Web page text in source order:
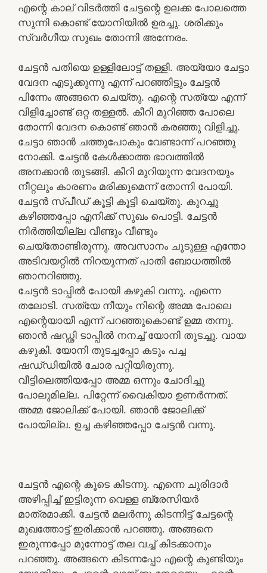
എന്റെ കാല് വിടർത്തി ചേട്ടന്റെ ഉലക്ക പോലത്തെ
സുന്നി കൊണ്ട് യോനിയിൽ ഉരച്ചു. ശരിക്കും
സ്വർഗീയ സുഖം തോന്നി അന്നേരം.
ചേട്ടൻ പതിയെ ഉള്ളിലോട്ട് തള്ളി. അയ്യോ ചേട്ടാ
വേദന എടുക്കുന്നു എന്ന് പറഞ്ഞിട്ടും ചേട്ടൻ
പിന്നേം അങ്ങനെ ചെയ്തു. എന്റെ സത്യേ എന്ന്
വിളിച്ചോണ്ട് ഒറ്റ തള്ളൽ. കീറി മുറിഞ്ഞ പോലെ
തോന്നി വേദന കൊണ്ട് ഞാൻ കരഞ്ഞു വിളിച്ചു.
ചേട്ടാ ഞാൻ ചത്തുപോകും വേണ്ടാന്ന് പറഞ്ഞു
നോക്കി. ചേട്ടൻ കേൾക്കാത്ത ഭാവത്തിൽ
അനക്കാൻ തുടങ്ങി. കീറി മുറിയുന്ന വേദനയും
നീറ്റലും കാരണം മരിക്കുമെന്ന് തോന്നി പോയി.
ചേട്ടൻ സ്പീഡ് കൂട്ടി കൂട്ടി ചെയ്തു. കുറച്ചു
കഴിഞ്ഞപ്പോ എനിക്ക് സുഖം പൊട്ടി. ചേട്ടൻ
നിർത്തിയില്ല വീണ്ടും വീണ്ടും
ചെയ്തോണ്ടിരുന്നു. അവസാനം ചൂടുള്ള എന്തോ
അടിവയറ്റിൽ നിറയുന്നത് പാതി ബോധത്തിൽ
ഞാനറിഞ്ഞു.
ചേട്ടൻ ടാപ്പിൽ പോയി കഴുകി വന്നു. എന്നെ
തലോടി. സത്യേ നീയും നിന്റെ അമ്മ പോലെ
എന്റെയായീ എന്ന് പറഞ്ഞുകൊണ്ട് ഉമ്മ തന്നു.
ഞാൻ ഷഡ്ഢി ടാപ്പിൽ നനച്ച് യോനി തുടച്ചു. വായ
കഴുകി. യോനി തുടച്ചപ്പോ കടും പച്ച
ഷഡ്‌ഡിയിൽ ചോര പറ്റിയിരുന്നു.
വീട്ടിലെത്തിയപ്പോ അമ്മ ഒന്നും ചോദിച്ചു
പോലുമില്ല. പിറ്റേന്ന് വൈകിയാ ഉണർന്നത്.
അമ്മ ജോലിക്ക് പോയി. ഞാൻ ജോലിക്ക്
പോയില്ല. ഉച്ച കഴിഞ്ഞപ്പോ ചേട്ടൻ വന്നു.
ചേട്ടൻ എന്റെ കൂടെ കിടന്നു. എന്നെ ചുരിദാർ
അഴിപ്പിച്ച് ഇട്ടിരുന്ന വെള്ള ബ്രേസിയർ
മാത്രമാക്കി. ചേട്ടൻ മലർന്നു കിടന്നിട്ട് ചേട്ടന്റെ
മുഖത്തോട്ട് ഇരിക്കാൻ പറഞ്ഞു. അങ്ങനെ
ഇരുന്നപ്പോ മുന്നോട്ട് തല വച്ച് കിടക്കാനും
പറഞ്ഞു. അങ്ങനെ കിടന്നപ്പോ എന്റെ കുണ്ടിയും